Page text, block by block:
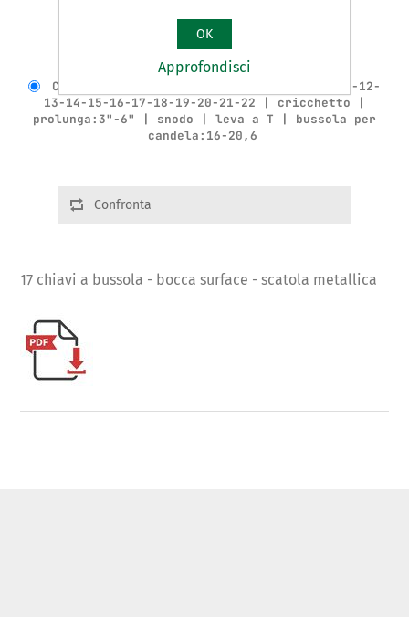
ASSORTIMENTO IN SERIE DI 24 PEZZI DA 3/8”
Varianti del prodotto
Cod.: 39401 | Bussola:misura6-7-8-9-10-11-12-
13-14-15-16-17-18-19-20-21-22 | cricchetto |
prolunga:3"-6" | snodo | leva a T | bussola per
candela:16-20,6
Confronta
17 chiavi a bussola - bocca surface - scatola metallica
OK
Approfondisci